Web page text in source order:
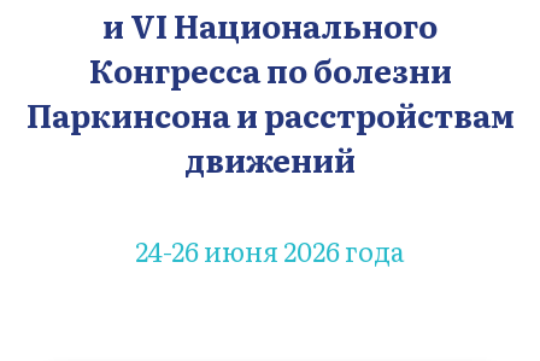
и VI Национального
Конгресса по болезни
Паркинсона и расстройствам
движений
24-26 июня 2026 года